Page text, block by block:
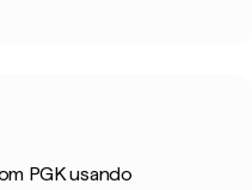
PGK usando